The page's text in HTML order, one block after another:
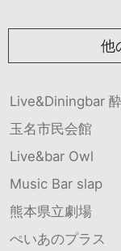
他
Live&Diningbar
玉名市民会館
Live&bar Owl
Music Bar slap
熊本県立劇場
ぺいあのプラス